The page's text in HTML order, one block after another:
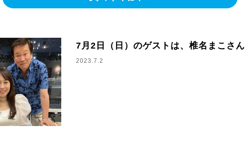
7月2日（日）のゲストは、椎名まこさん
2023.7.2